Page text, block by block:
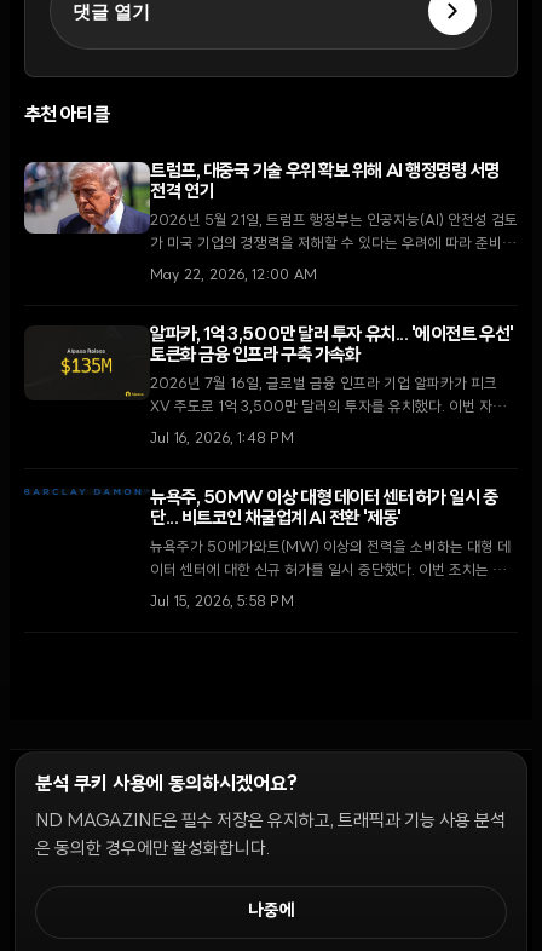
댓글 열기
추천 아티클
트럼프, 대중국 기술 우위 확보 위해 AI 행정명령 서명
전격 연기
2026년 5월 21일, 트럼프 행정부는 인공지능(AI) 안전성 검토
가 미국 기업의 경쟁력을 저해할 수 있다는 우려에 따라 준비
중이던 AI 행정명령의 서명을 전격 연기했다.
May 22, 2026, 12:00 AM
알파카, 1억 3,500만 달러 투자 유치... '에이전트 우선'
토큰화 금융 인프라 구축 가속화
2026년 7월 16일, 글로벌 금융 인프라 기업 알파카가 피크
XV 주도로 1억 3,500만 달러의 투자를 유치했다. 이번 자금
은 자율형 AI 에이전트와 토큰화 시장을 위한 차세대 증권 거래
Jul 16, 2026, 1:48 PM
뉴욕주, 50MW 이상 대형 데이터 센터 허가 일시 중
단... 비트코인 채굴업계 AI 전환 '제동'
뉴욕주가 50메가와트(MW) 이상의 전력을 소비하는 대형 데
이터 센터에 대한 신규 허가를 일시 중단했다. 이번 조치는 인
공지능(AI) 인프라로 사업을 확장하려던 비트코인 채굴 기업들
Jul 15, 2026, 5:58 PM
윤리 원칙 Discord 봇캠페인 가이드커뮤니티 랭킹
쿠키 설정
분석 쿠키 사용에 동의하시겠어요?
ND MAGAZINE은 필수 저장은 유지하고, 트래픽과 기능 사용 분석
은 동의한 경우에만 활성화합니다.
나중에